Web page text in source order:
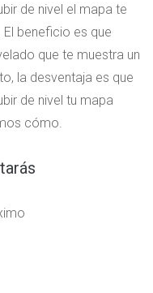
de nivel el mapa te
beneficio es que
que te muestra un
la desventaja es que
de nivel tu mapa
cómo.